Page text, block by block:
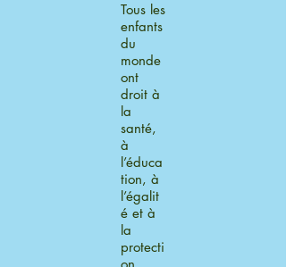
Tous les
enfants
du
monde
ont
droit à
la
santé,
à
l’éduca
tion, à
l’égalit
é et à
la
protecti